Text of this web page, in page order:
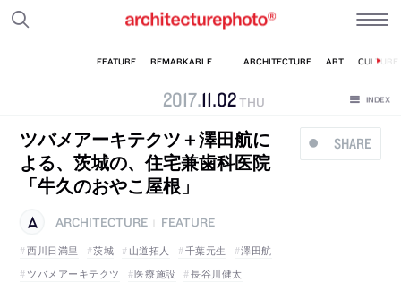
2017.11.02THU
SHARE
ツバメアーキテクツ＋澤田航に
よる、茨城の、住宅兼歯科医院
「牛久のおやこ屋根」
ARCHITECTURE
FEATURE
西川日満里
茨城 山道拓人 千葉元生
澤田航
ツバメアーキテクツ
医療施設 長谷川健太